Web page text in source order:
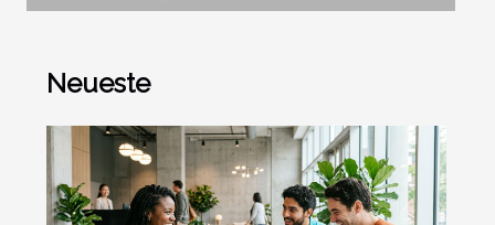
Neueste